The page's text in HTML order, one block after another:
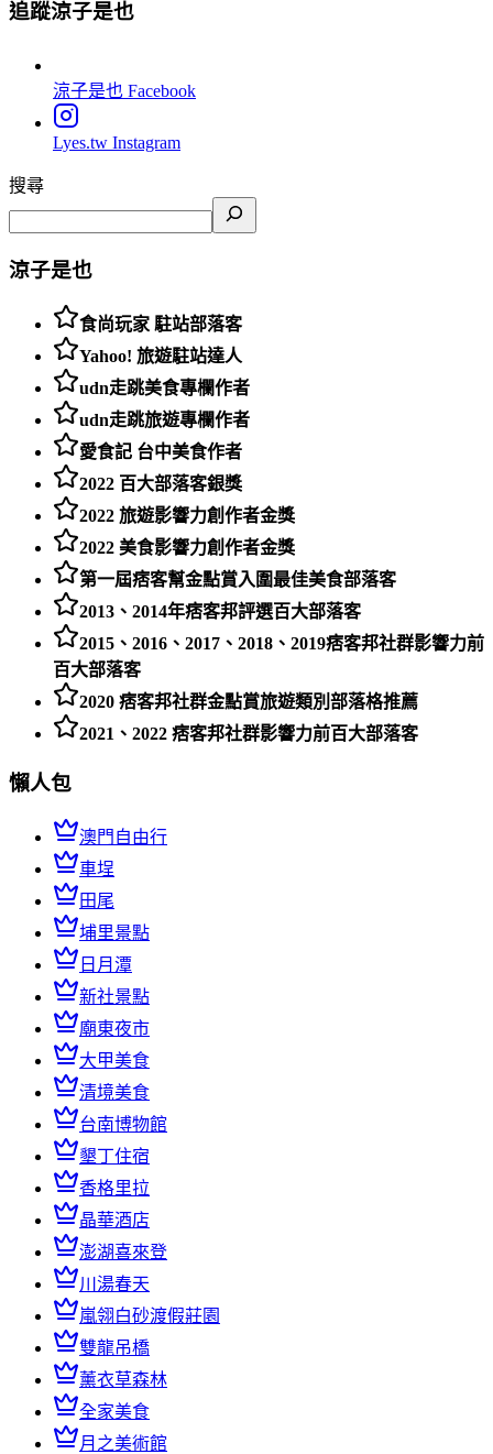
追蹤涼子是也
涼子是也 Facebook
Lyes.tw Instagram
搜尋
涼子是也
食尚玩家 駐站部落客
Yahoo! 旅遊駐站達人
udn走跳美食專欄作者
udn走跳旅遊專欄作者
愛食記 台中美食作者
2022 百大部落客銀獎
2022 旅遊影響力創作者金獎
2022 美食影響力創作者金獎
第一屆痞客幫金點賞入圍最佳美食部落客
2013、2014年痞客邦評選百大部落客
2015、2016、2017、2018、2019痞客邦社群影響力前
百大部落客
2020 痞客邦社群金點賞旅遊類別部落格推薦
2021、2022 痞客邦社群影響力前百大部落客
懶人包
澳門自由行
車埕
田尾
埔里景點
日月潭
新社景點
廟東夜市
大甲美食
清境美食
台南博物館
墾丁住宿
香格里拉
晶華酒店
澎湖喜來登
川湯春天
嵐翎白砂渡假莊園
雙龍吊橋
薰衣草森林
全家美食
月之美術館